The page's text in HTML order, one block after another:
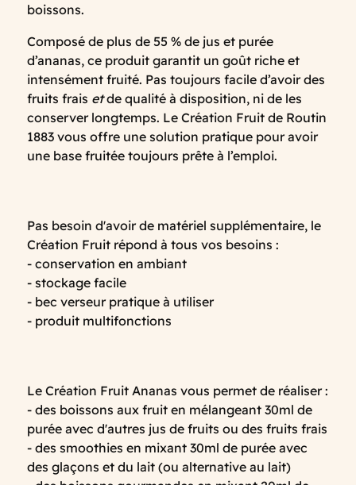
boissons.
Composé de plus de 55 % de jus et purée
d’ananas, ce produit garantit un goût riche et
intensément fruité. Pas toujours facile d’avoir des
fruits frais etde qualité à disposition, ni de les
conserver longtemps. Le Création Fruit de Routin
1883 vous offre une solution pratique pour avoir
une base fruitée toujours prête à l’emploi.
Pas besoin d'avoir de matériel supplémentaire, le
Création Fruit répond à tous vos besoins :
- conservation en ambiant
- stockage facile
- bec verseur pratique à utiliser
- produit multifonctions
Le Création Fruit Ananas vous permet de réaliser :
- des boissons aux fruit en mélangeant 30ml de
purée avec d'autres jus de fruits ou des fruits frais
- des smoothies en mixant 30ml de purée avec
des glaçons et du lait (ou alternative au lait)